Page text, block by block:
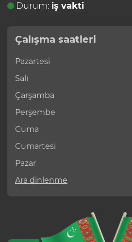
Durum: iş vakti
Çalışma saatleri
Pazartesi
Salı
Çarşamba
Perşembe
Cuma
Cumartesi
Pazar
Ara dinlenme